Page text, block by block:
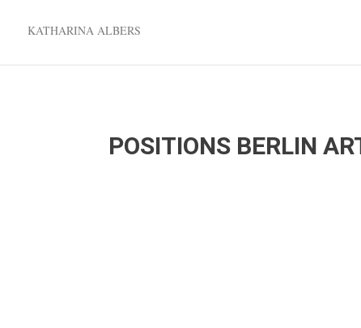
KATHARINA ALBERS
POSITIONS BERLIN